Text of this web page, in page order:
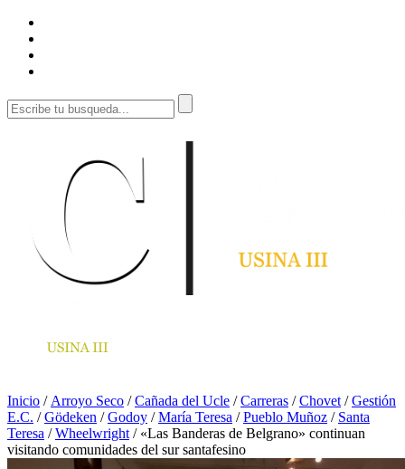
Inicio / Arroyo Seco /Cañada del Ucle /Carreras /Chovet /Gestión
E.C. /Gödeken /Godoy /María Teresa /Pueblo Muñoz / Santa
Teresa /Wheelwright / «Las Banderas de Belgrano» continuan
visitando comunidades del sur santafesino